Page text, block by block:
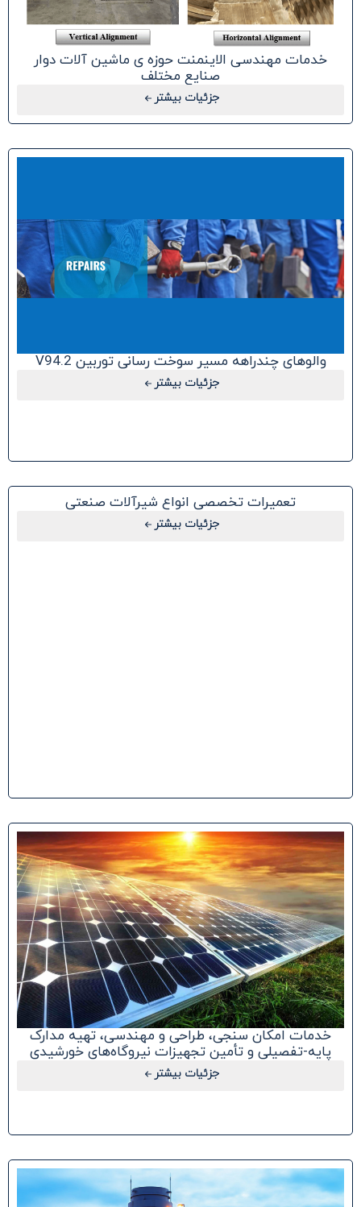
خدمات مهندسی الاینمنت حوزه ی ماشین آلات دوار
صنایع مختلف
جزئیات بیشتر
والوهای چندراهه مسیر سوخت رسانی توربین V94.2
جزئیات بیشتر
تعمیرات تخصصی انواع شیرآلات صنعتی
جزئیات بیشتر
خدمات امکان سنجی، طراحی و مهندسی، تهیه مدارک
پایه-تفصیلی و تأمین تجهیزات نیروگاه‌های خورشیدی
جزئیات بیشتر